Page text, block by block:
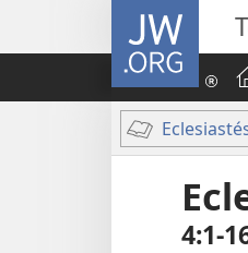
JW.ORG
4:1-